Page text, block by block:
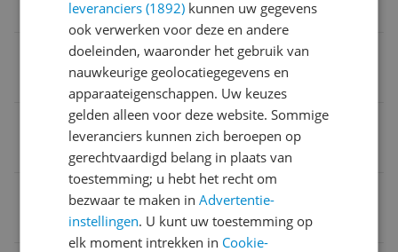
Aantal HDMI aansluitingen
Voorzien van LED verlichting
DisplayPort
leveranciers (1892) kunnen uw gegevens
ook verwerken voor deze en andere
doeleinden, waaronder het gebruik van
nauwkeurige geolocatiegegevens en
apparaateigenschappen. Uw keuzes
gelden alleen voor deze website. Sommige
leveranciers kunnen zich beroepen op
gerechtvaardigd belang in plaats van
toestemming; u hebt het recht om
bezwaar te maken inAdvertentie-
instellingen. U kunt uw toestemming op
elk moment intrekken in Cookie-